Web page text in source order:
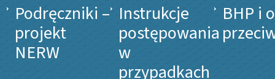
Podręczniki –
projekt
NERW
Instrukcje
postępowania
w
przypadkach
BHP i